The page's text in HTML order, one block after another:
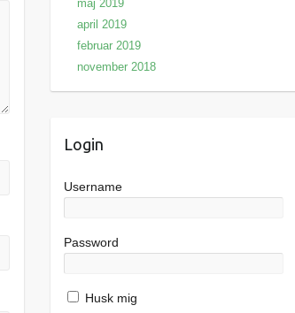
maj 2019
april 2019
februar 2019
november 2018
Login
Username
Password
Husk mig